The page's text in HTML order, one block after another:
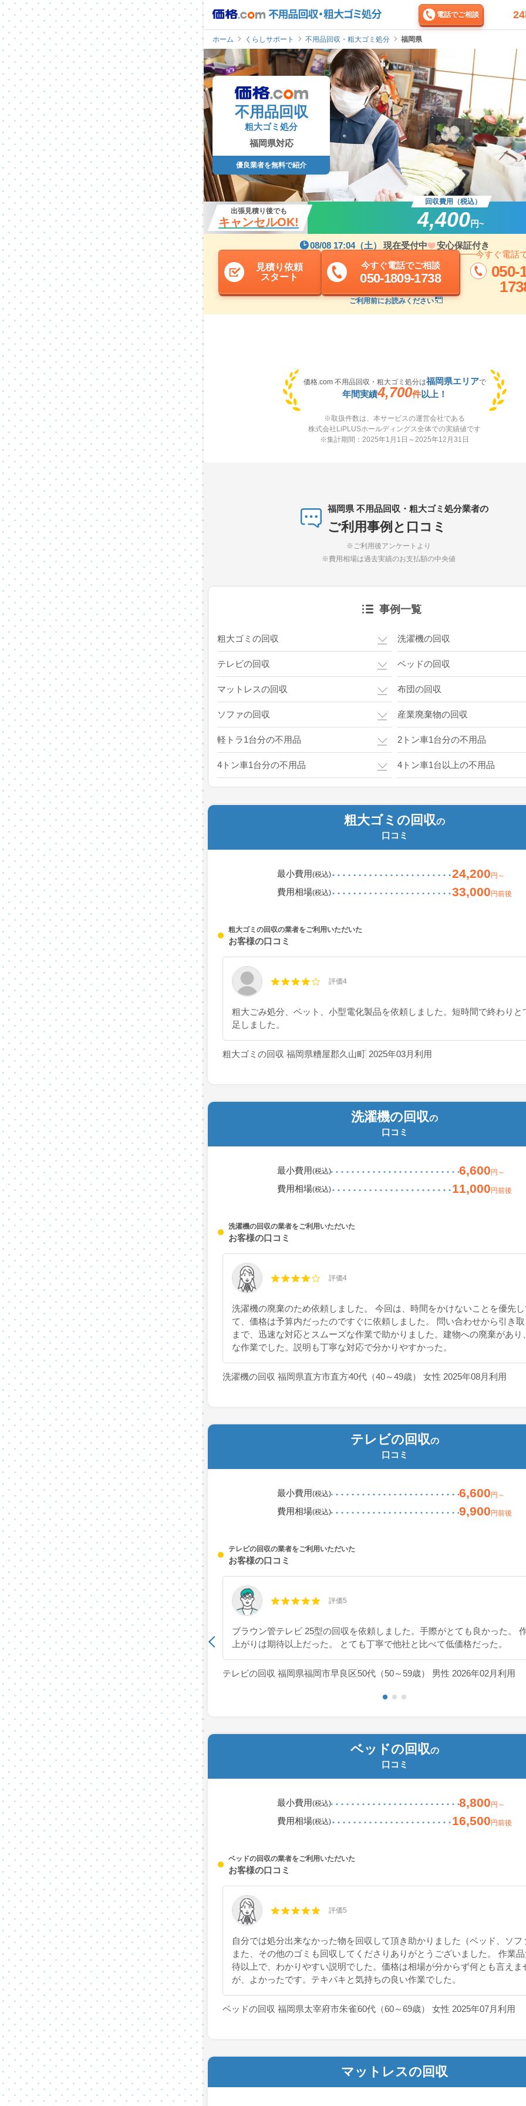
電話でご相談
ホーム くらしサポート 不用品回収・粗大ゴミ処分 福岡県
不用品回収
粗大ゴミ処分
福岡県対応
優良業者を無料で紹介
出張見積り後でも
キャンセルOK!
回収費用（税込）
4,400円~
08/08 17:04（土） 現在受付中 安心保証付き
見積り依頼
スタート
今すぐ電話でご相談
050-1809-1738
今すぐ電話
050-
ご利用前にお読みください
価格.com 不用品回収・粗大ゴミ処分は福岡県エリアで
年間実績4,700件以上！
※取扱件数は、本サービスの運営会社である
株式会社LiPLUSホールディングス全体での実績値です
※集計期間：2025年1月1日～2025年12月31日
福岡県 不用品回収・粗大ゴミ処分業者の
ご利用事例と口コミ
※ご利用後アンケートより
※費用相場は過去実績のお支払額の中央値
事例一覧
粗大ゴミの回収 洗濯機の回収
テレビの回収 ベッドの回収
マットレスの回収 布団の回収
ソファの回収 産業廃棄物の回収
軽トラ1台分の不用品 2トン車1台分の不用品
4トン車1台分の不用品 4トン車1台以上の不用品
粗大ゴミの回収の
口コミ
最小費用(税込) 24,200 円～
費用相場(税込) 33,000 円前後
粗大ゴミの回収の業者をご利用いただいた
お客様の口コミ
評価4
粗大ごみ処分、ベット、小型電化製品を依頼しました。短時間で終わりと
足しました。
粗大ゴミの回収 福岡県糟屋郡久山町 2025年03月利用
洗濯機の回収の
口コミ
最小費用(税込) 6,600 円～
費用相場(税込) 11,000 円前後
洗濯機の回収の業者をご利用いただいた
お客様の口コミ
評価4
洗濯機の廃棄のため依頼しました。 今回は、時間をかけないことを優先
て、価格は予算内だったのですぐに依頼しました。 問い合わせから引き
まで、迅速な対応とスムーズな作業で助かりました。建物への廃棄があり
な作業でした。説明も丁寧な対応で分かりやすかった。
洗濯機の回収 福岡県直方市直方40代（40～49歳） 女性 2025年08月利用
テレビの回収の
口コミ
最小費用(税込) 6,600 円～
費用相場(税込) 9,900 円前後
テレビの回収の業者をご利用いただいた
お客様の口コミ
評価5
ブラウン管テレビ 25型の回収を依頼しました。手際がとても良かった。
上がりは期待以上だった。 とても丁寧で他社と比べて低価格だった。
テレビの回収 福岡県福岡市早良区50代（50～59歳） 男性 2026年02月利用
ベッドの回収の
口コミ
最小費用(税込) 8,800 円～
費用相場(税込) 16,500 円前後
ベッドの回収の業者をご利用いただいた
お客様の口コミ
評価5
自分では処分出来なかった物を回収して頂き助かりました（ベッド、ソフ
また、その他のゴミも回収してくださりありがとうございました。 作業
待以上で、わかりやすい説明でした。価格は相場が分からず何とも言えま
が、よかったです。テキパキと気持ちの良い作業でした。
ベッドの回収 福岡県太宰府市朱雀60代（60～69歳） 女性 2025年07月利用
マットレスの回収